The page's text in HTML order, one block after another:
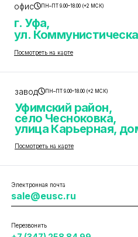
офис ПН–ПТ 9.00–18.00 (+2 МСК)
г. Уфа,
ул.
Посмотреть на карте
завод ПН–ПТ 9.00–18.00 (+2 МСК)
Уфимский район,
село Чесноковка,
улица Карьерная,
Посмотреть на карте
Электронная почта
sale@eusc.ru
Перезвонить